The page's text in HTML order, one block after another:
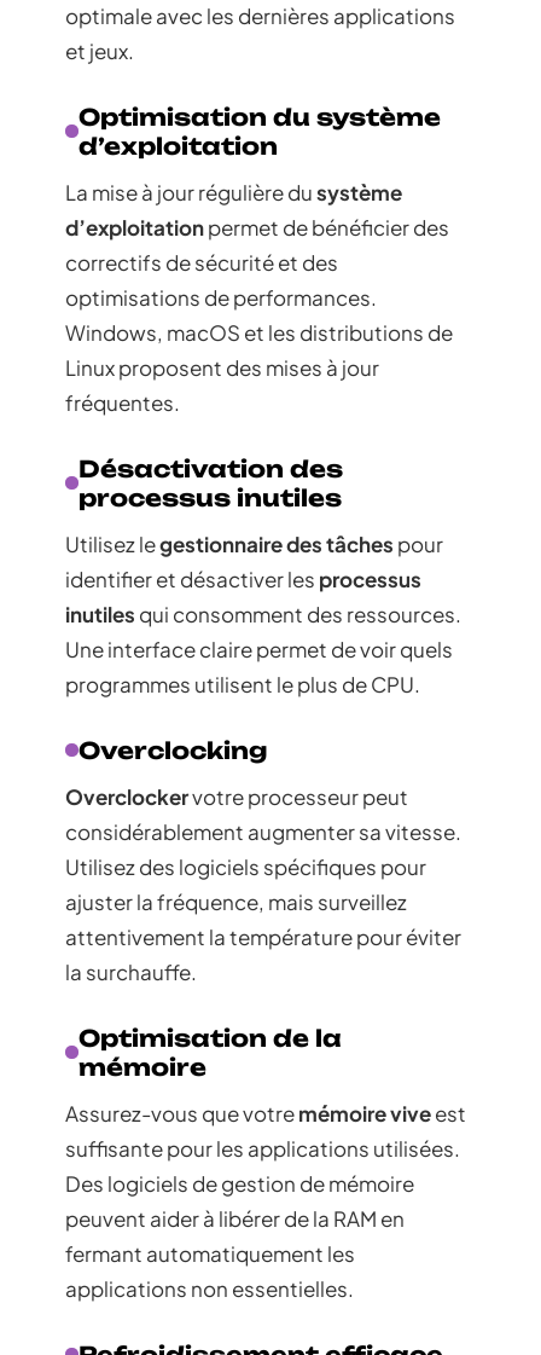
optimale avec les dernières applications
et jeux.
Optimisation du système
d’exploitation
La mise à jour régulière dusystème
d’exploitationpermet de bénéficier des
correctifs de sécurité et des
optimisations de performances.
Windows, macOS et les distributions de
Linux proposent des mises à jour
fréquentes.
Désactivation des
processus inutiles
Utilisez legestionnaire des tâches pour
identifier et désactiver les processus
inutiles qui consomment des ressources.
Une interface claire permet de voir quels
programmes utilisent le plus de CPU.
Overclocking
Overclockervotre processeur peut
considérablement augmenter sa vitesse.
Utilisez des logiciels spécifiques pour
ajuster la fréquence, mais surveillez
attentivement la température pour éviter
la surchauffe.
Optimisation de la
mémoire
Assurez-vous que votremémoire viveest
suffisante pour les applications utilisées.
Des logiciels de gestion de mémoire
peuvent aider à libérer de la RAM en
fermant automatiquement les
applications non essentielles.